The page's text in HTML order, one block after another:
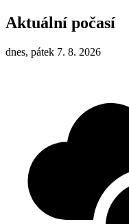
Aktuální počasí
dnes, pátek 7. 8. 2026